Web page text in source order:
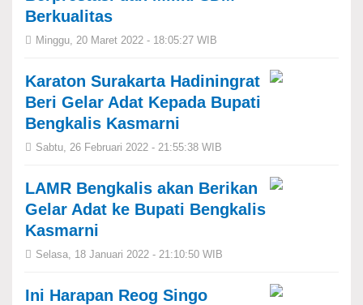
Berkualitas
Minggu, 20 Maret 2022 - 18:05:27 WIB
Karaton Surakarta Hadiningrat
Beri Gelar Adat Kepada Bupati
Bengkalis Kasmarni
Sabtu, 26 Februari 2022 - 21:55:38 WIB
LAMR Bengkalis akan Berikan
Gelar Adat ke Bupati Bengkalis
Kasmarni
Selasa, 18 Januari 2022 - 21:10:50 WIB
Ini Harapan Reog Singo